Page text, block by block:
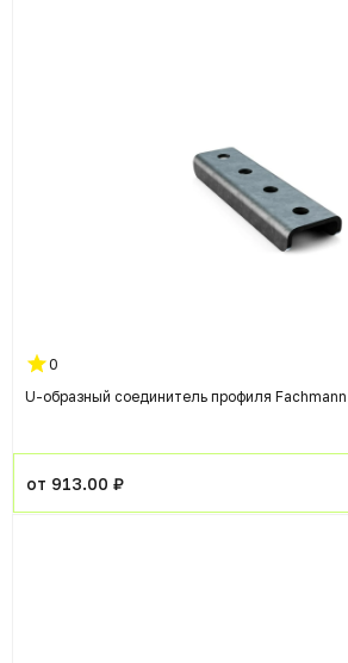
0
U-образный соединитель профиля Fachmann
от 913.00 ₽